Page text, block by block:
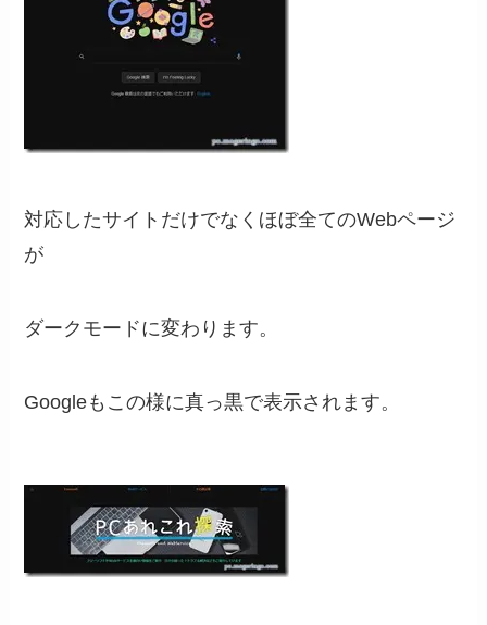
対応したサイトだけでなくほぼ全てのWebページ
が
ダークモードに変わります。
Googleもこの様に真っ黒で表示されます。